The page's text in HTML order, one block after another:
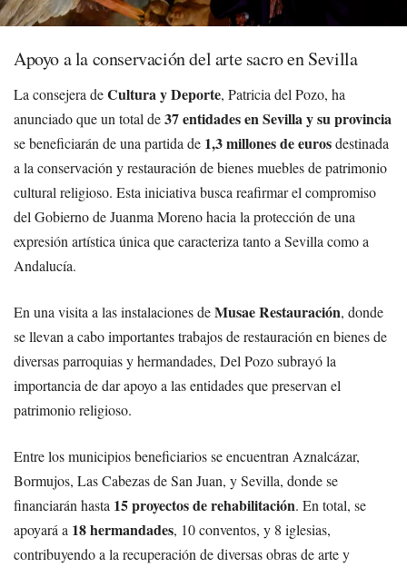
Apoyo a la conservación del arte sacro en Sevilla
La consejera deCultura y Deporte, Patricia del Pozo, ha
anunciado que un total de37 entidades en Sevilla y su provincia
se beneficiarán de una partida de 1,3 millones de eurosdestinada
a la conservación y restauración de bienes muebles de patrimonio
cultural religioso. Esta iniciativa busca reafirmar el compromiso
del Gobierno de Juanma Moreno hacia la protección de una
expresión artística única que caracteriza tanto a Sevilla como a
Andalucía.
En una visita a las instalaciones deMusae Restauración, donde
se llevan a cabo importantes trabajos de restauración en bienes de
diversas parroquias y hermandades, Del Pozo subrayó la
importancia de dar apoyo a las entidades que preservan el
patrimonio religioso.
Entre los municipios beneficiarios se encuentran Aznalcázar,
Bormujos, Las Cabezas de San Juan, y Sevilla, donde se
financiarán hasta 15 proyectos de rehabilitación. En total, se
apoyará a 18 hermandades, 10 conventos, y 8 iglesias,
contribuyendo a la recuperación de diversas obras de arte y